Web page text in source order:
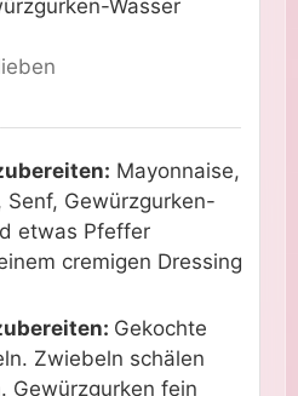
Wasser
Mayonnaise,
Gewürzgurken-
etwas Pfeffer
cremigen Dressing
Gekochte
Zwiebeln schälen
Gewürzgurken fein